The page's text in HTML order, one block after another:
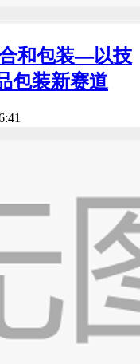
和包装—以技
包装新赛道